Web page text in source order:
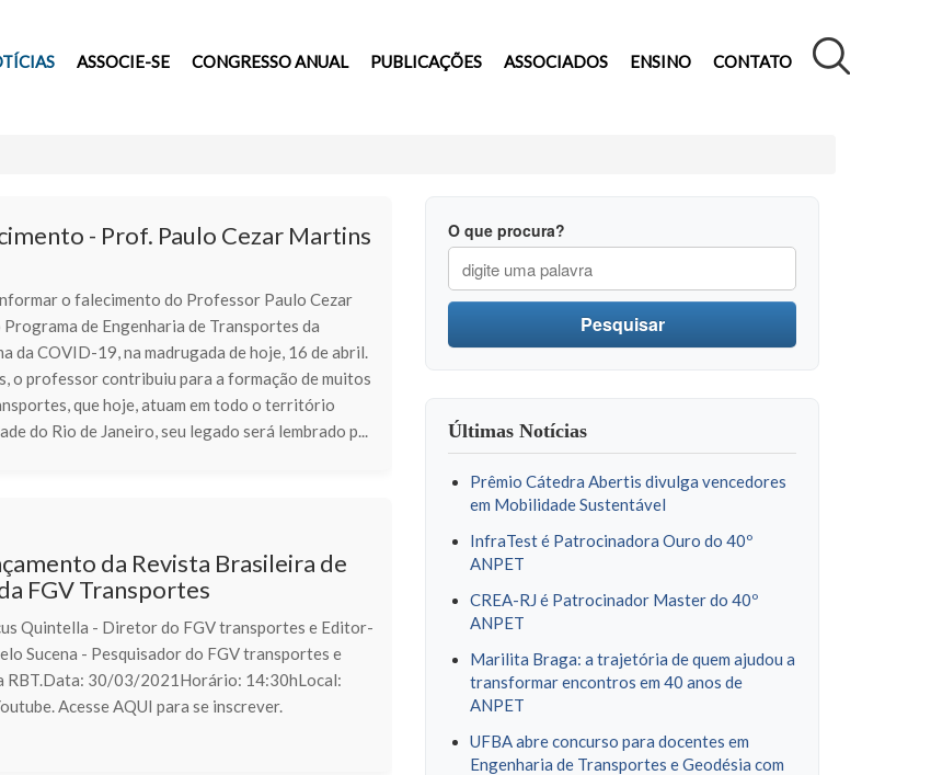
ASSOCIE-SE CONGRESSO ANUAL PUBLICAÇÕES ASSOCIADOS ENSINO CONTATO
- Prof. Paulo Cezar Martins
o falecimento do Professor Paulo Cezar
de Engenharia de Transportes da
da COVID-19, na madrugada de hoje, 16 de abril.
o professor contribuiu para a formação de muitos
que hoje, atuam em todo o território
do Rio de Janeiro, seu legado será lembrado p...
da Revista Brasileira de
FGV Transportes
Quintella - Diretor do FGV transportes e Editor-
Sucena - Pesquisador do FGV transportes e
RBT.Data: 30/03/2021Horário: 14:30hLocal:
Acesse AQUI para se inscrever.
O que procura?
Pesquisar
Últimas Notícias
Prêmio Cátedra Abertis divulga vencedores
em Mobilidade Sustentável
InfraTest é Patrocinadora Ouro do 40º
ANPET
CREA-RJ é Patrocinador Master do 40º
ANPET
Marilita Braga: a trajetória de quem ajudou a
transformar encontros em 40 anos de
ANPET
UFBA abre concurso para docentes em
Engenharia de Transportes e Geodésia com